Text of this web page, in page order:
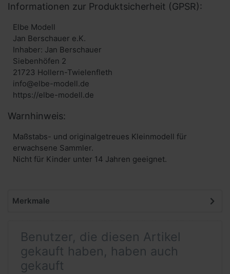
Informationen zur Produktsicherheit (GPSR):
Elbe Modell
Jan Berschauer e.K.
Inhaber: Jan Berschauer
Siebenhöfen 2
21723 Hollern-Twielenfleth
info@elbe-modell.de
https://elbe-modell.de
Warnhinweis:
Maßstabs- und originalgetreues Kleinmodell für
erwachsene Sammler.
Nicht für Kinder unter 14 Jahren geeignet.
Merkmale
Benutzer, die diesen Artikel
gekauft haben, haben auch
gekauft